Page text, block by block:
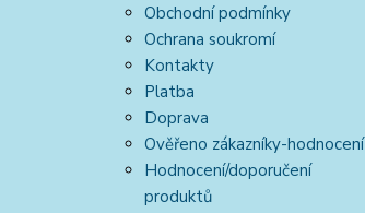
Obchodní podmínky
Ochrana soukromí
Kontakty
Platba
Doprava
Ověřeno zákazníky-hodnocení
Hodnocení/doporučení
produktů